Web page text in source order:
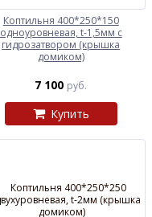
Коптильня 400*250*150
одноуровневая, t-1,5мм с
гидрозатвором (крышка
домиком)
7 100 руб.
Купить